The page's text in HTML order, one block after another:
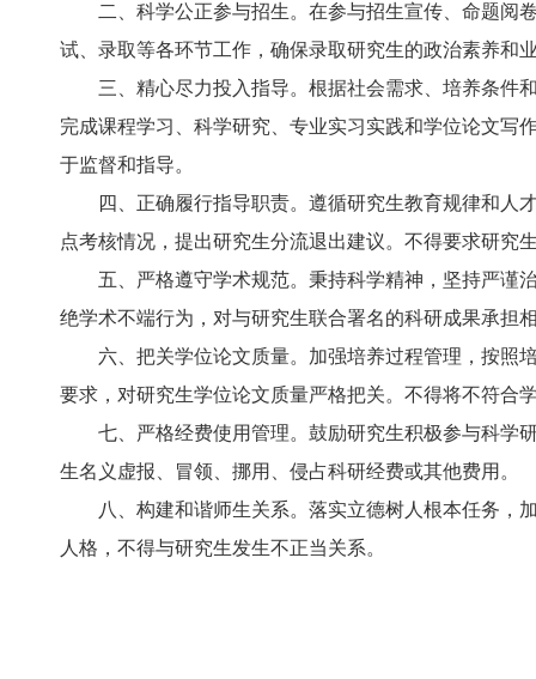
二、科学公正参与招生。在参与招生宣传、命题阅
试、录取等各环节工作，确保录取研究生的政治素养和
三、精心尽力投入指导。根据社会需求、培养条件
完成课程学习、科学研究、专业实习实践和学位论文写
于监督和指导。
四、正确履行指导职责。遵循研究生教育规律和人
点考核情况，提出研究生分流退出建议。不得要求研究
五、严格遵守学术规范。秉持科学精神，坚持严谨
绝学术不端行为，对与研究生联合署名的科研成果承担
六、把关学位论文质量。加强培养过程管理，按照
要求，对研究生学位论文质量严格把关。不得将不符合
七、严格经费使用管理。鼓励研究生积极参与科学
生名义虚报、冒领、挪用、侵占科研经费或其他费用。
八、构建和谐师生关系。落实立德树人根本任务，
人格，不得与研究生发生不正当关系。